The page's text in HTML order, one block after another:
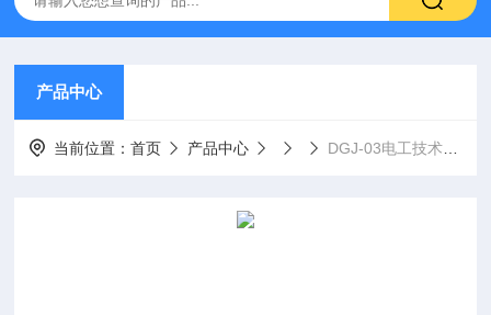
产品中心
当前位置：首页 产品中心 DGJ-03电工技术实验装置